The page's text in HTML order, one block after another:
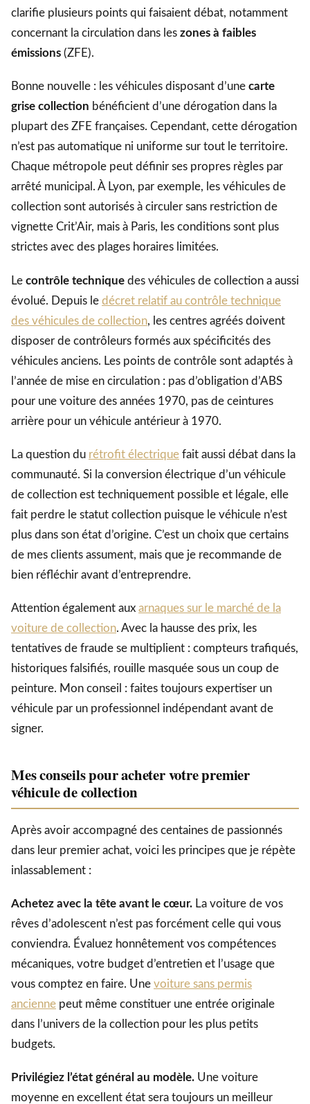
clarifie plusieurs points qui faisaient débat, notamment
concernant la circulation dans les zones à faibles
émissions (ZFE).
Bonne nouvelle : les véhicules disposant d’une carte
grise collection bénéficient d’une dérogation dans la
plupart des ZFE françaises. Cependant, cette dérogation
n’est pas automatique ni uniforme sur tout le territoire.
Chaque métropole peut définir ses propres règles par
arrêté municipal. À Lyon, par exemple, les véhicules de
collection sont autorisés à circuler sans restriction de
vignette Crit’Air, mais à Paris, les conditions sont plus
strictes avec des plages horaires limitées.
Le contrôle technique des véhicules de collection a aussi
évolué. Depuis le décret relatif au contrôle technique
des véhicules de collection, les centres agréés doivent
disposer de contrôleurs formés aux spécificités des
véhicules anciens. Les points de contrôle sont adaptés à
l’année de mise en circulation : pas d’obligation d’ABS
pour une voiture des années 1970, pas de ceintures
arrière pour un véhicule antérieur à 1970.
La question du rétrofit électrique fait aussi débat dans la
communauté. Si la conversion électrique d’un véhicule
de collection est techniquement possible et légale, elle
fait perdre le statut collection puisque le véhicule n’est
plus dans son état d’origine. C’est un choix que certains
de mes clients assument, mais que je recommande de
bien réfléchir avant d’entreprendre.
Attention également aux arnaques sur le marché de la
voiture de collection. Avec la hausse des prix, les
tentatives de fraude se multiplient : compteurs trafiqués,
historiques falsifiés, rouille masquée sous un coup de
peinture. Mon conseil : faites toujours expertiser un
véhicule par un professionnel indépendant avant de
signer.
Mes conseils pour acheter votre premier
véhicule de collection
Après avoir accompagné des centaines de passionnés
dans leur premier achat, voici les principes que je répète
inlassablement :
Achetez avec la tête avant le cœur. La voiture de vos
rêves d’adolescent n’est pas forcément celle qui vous
conviendra. Évaluez honnêtement vos compétences
mécaniques, votre budget d’entretien et l’usage que
vous comptez en faire. Une voiture sans permis
ancienne peut même constituer une entrée originale
dans l’univers de la collection pour les plus petits
budgets.
Privilégiez l’état général au modèle. Une voiture
moyenne en excellent état sera toujours un meilleur